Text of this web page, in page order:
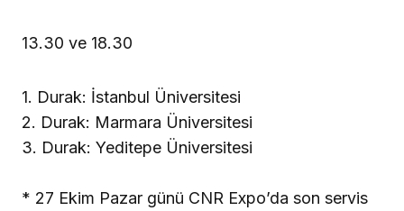
13.30 ve 18.30
1. Durak: İstanbul Üniversitesi
2. Durak: Marmara Üniversitesi
3. Durak: Yeditepe Üniversitesi
* 27 Ekim Pazar günü CNR Expo’da son servis